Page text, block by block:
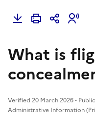
What is
Verified 20 March 2026 -
Administrative Information